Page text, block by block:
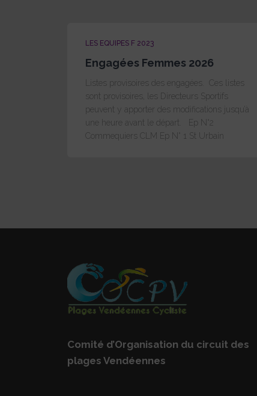
LES EQUIPES F 2023
Engagées Femmes 2026
Listes provisoires des engagées. Ces listes
sont provisoires, les Directeurs Sportifs
peuvent y apporter des modifications jusqu’à
une heure avant le départ. Ep N°2
Commequiers CLM Ep N° 1 St Urbain
Comité d’Organisation du circuit des
plages Vendéennes